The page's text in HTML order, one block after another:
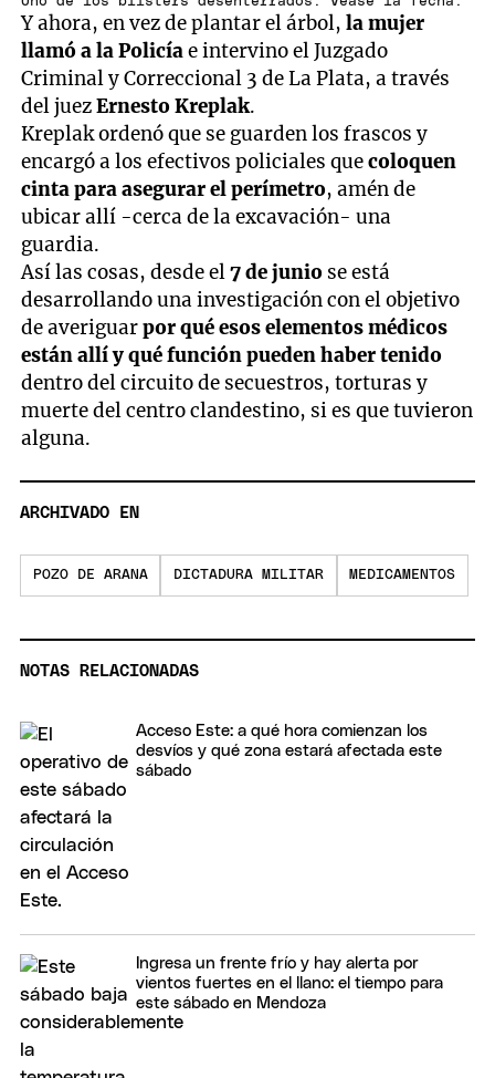
Y ahora, en vez de plantar el árbol,la mujer
llamó a la Policíae intervino el Juzgado
Criminal y Correccional 3 de La Plata, a través
del juezErnesto Kreplak.
Kreplak ordenó que se guarden los frascos y
encargó a los efectivos policiales quecoloquen
cinta para asegurar el perímetro, amén de
ubicar allí -cerca de la excavación- una
guardia.
Así las cosas, desde el7 de junio se está
desarrollando una investigación con el objetivo
de averiguarpor qué esos elementos médicos
están allí y qué función pueden haber tenido
dentro del circuito de secuestros, torturas y
muerte del centro clandestino, si es que tuvieron
alguna.
ARCHIVADO EN
POZO DE ARANA DICTADURA MILITAR MEDICAMENTOS
NOTAS RELACIONADAS
Acceso Este: a qué hora comienzan los
desvíos y qué zona estará afectada este
sábado
Ingresa un frente frío y hay alerta por
vientos fuertes en el llano: el tiempo para
este sábado en Mendoza